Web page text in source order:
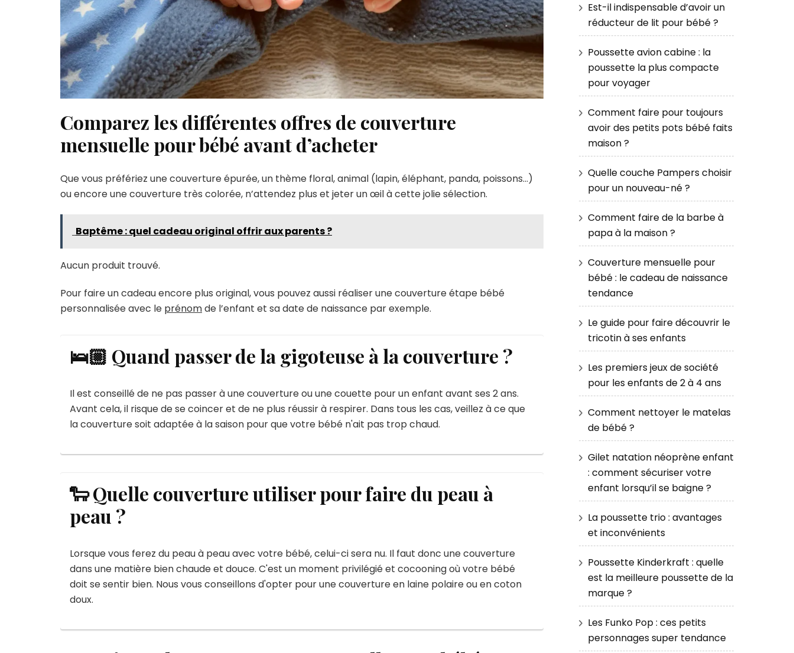
Comparez les différentes offres de couverture
mensuelle pour bébé avant d’acheter
Que vous préfériez une couverture épurée, un thème floral, animal (lapin, éléphant, panda, poissons…)
ou encore une couverture très colorée, n’attendez plus et jeter un œil à cette jolie sélection.
Baptême : quel cadeau original offrir aux parents ?
Aucun produit trouvé.
Pour faire un cadeau encore plus original, vous pouvez aussi réaliser une couverture étape bébé
personnalisée avec le prénomde l’enfant et sa date de naissance par exemple.
🛌🏼 Quand passer de la gigoteuse à la couverture ?
Il est conseillé de ne pas passer à une couverture ou une couette pour un enfant avant ses 2 ans.
Avant cela, il risque de se coincer et de ne plus réussir à respirer. Dans tous les cas, veillez à ce que
la couverture soit adaptée à la saison pour que votre bébé n'ait pas trop chaud.
🐑 Quelle couverture utiliser pour faire du peau à
peau ?
Lorsque vous ferez du peau à peau avec votre bébé, celui-ci sera nu. Il faut donc une couverture
dans une matière bien chaude et douce. C'est un moment privilégié et cocooning où votre bébé
doit se sentir bien. Nous vous conseillons d'opter pour une couverture en laine polaire ou en coton
doux.
Est-il indispensable d’avoir un
réducteur de lit pour bébé ?
Poussette avion cabine : la
poussette la plus compacte
pour voyager
Comment faire pour toujours
avoir des petits pots bébé faits
maison ?
Quelle couche Pampers choisir
pour un nouveau-né ?
Comment faire de la barbe à
papa à la maison ?
Couverture mensuelle pour
bébé : le cadeau de naissance
tendance
Le guide pour faire découvrir le
tricotin à ses enfants
Les premiers jeux de société
pour les enfants de 2 à 4 ans
Comment nettoyer le matelas
de bébé ?
Gilet natation néoprène enfant
: comment sécuriser votre
enfant lorsqu’il se baigne ?
La poussette trio : avantages
et inconvénients
Poussette Kinderkraft : quelle
est la meilleure poussette de la
marque ?
Les Funko Pop : ces petits
personnages super tendance